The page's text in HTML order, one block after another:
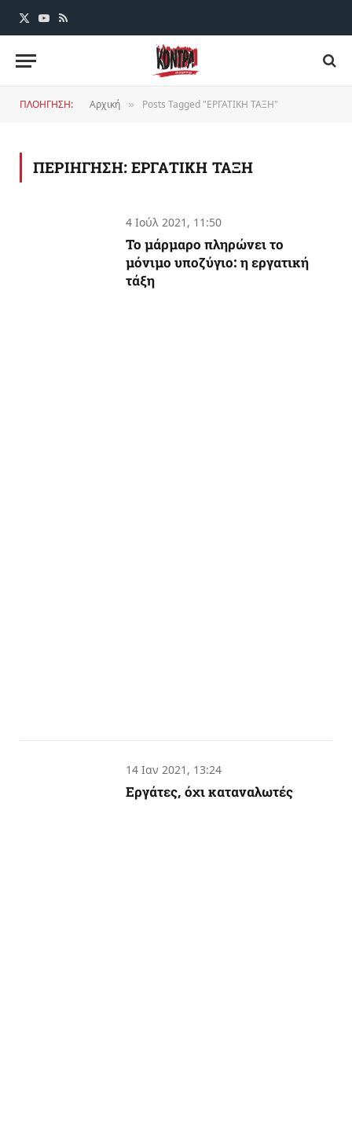
X
YouTube
RSS
ΠΛΟΗΓΗΣΗ: Αρχική » Posts Tagged "ΕΡΓΑΤΙΚΗ ΤΑΞΗ"
ΠΕΡΙΗΓΗΣΗ:ΕΡΓΑΤΙΚΗ ΤΑΞΗ
4 Ιούλ 2021, 11:50
Το μάρμαρο πληρώνει το
μόνιμο υποζύγιο: η εργατική
τάξη
14 Ιαν 2021, 13:24
Εργάτες, όχι καταναλωτές